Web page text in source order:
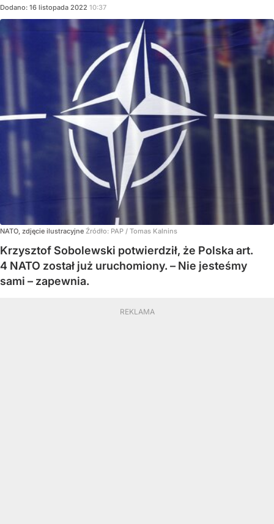
Dodano: 16 listopada 2022 10:37
NATO, zdjęcie ilustracyjne Źródło: PAP / Tomas Kalnins
Krzysztof Sobolewski potwierdził, że Polska art.
4 NATO został już uruchomiony. – Nie jesteśmy
sami – zapewnia.